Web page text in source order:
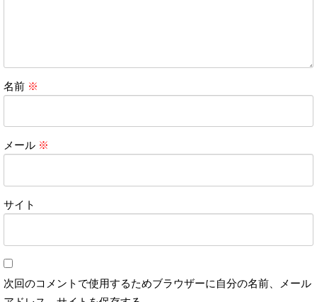
名前 ※
メール ※
サイト
次回のコメントで使用するためブラウザーに自分の名前、メール